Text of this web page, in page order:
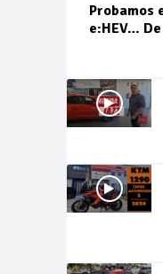
Probamos
e:HEV…